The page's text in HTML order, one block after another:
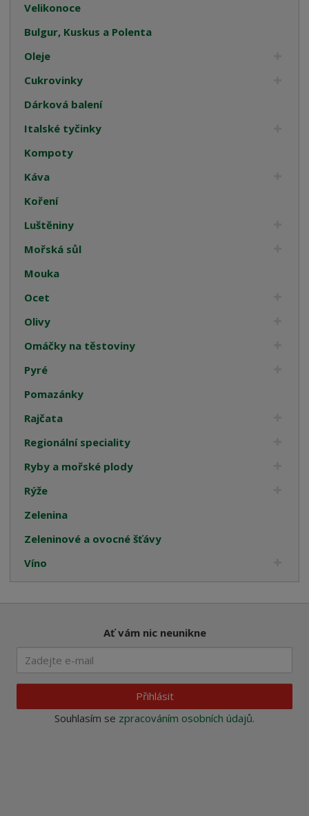
Velikonoce
Bulgur, Kuskus a Polenta
Oleje
Cukrovinky
Dárková balení
Italské tyčinky
Kompoty
Káva
Koření
Luštěniny
Mořská sůl
Mouka
Ocet
Olivy
Omáčky na těstoviny
Pyré
Pomazánky
Rajčata
Regionální speciality
Ryby a mořské plody
Rýže
Zelenina
Zeleninové a ovocné šťávy
Víno
Ať vám nic neunikne
Přihlásit
Souhlasím se zpracováním osobních údajů.